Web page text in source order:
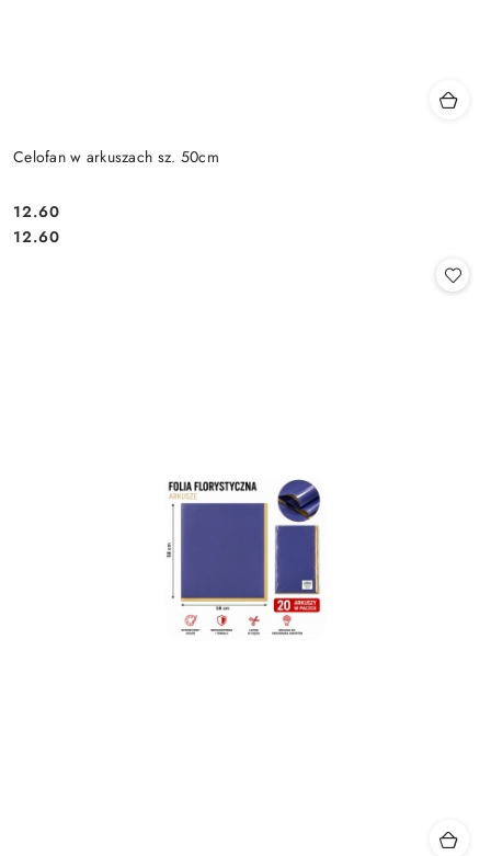
Celofan w arkuszach sz. 50cm
Cena:
12.60
Cena:
12.60